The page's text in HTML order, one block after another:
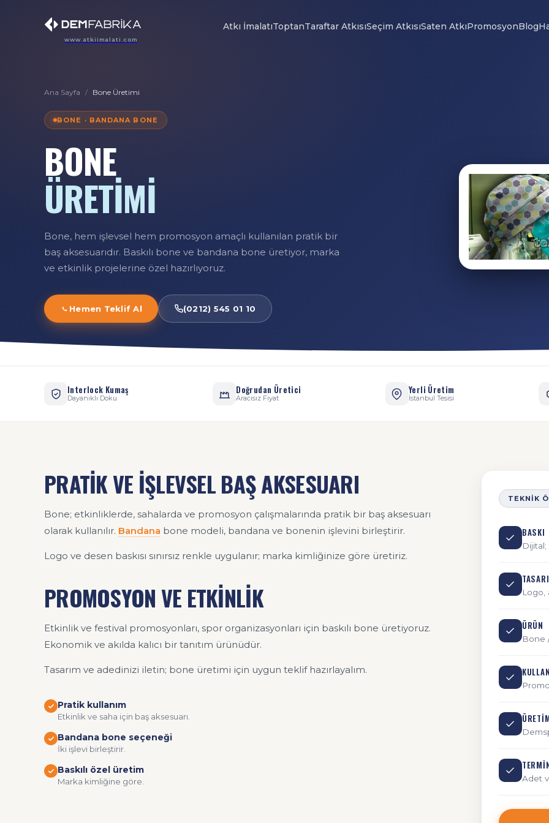
www.atkiimalati.com
Atkı İmalatıToptanTaraftar AtkısıSeçim AtkısıSaten AtkıPromosyonBlog
Ana Sayfa / Bone Üretimi
BONE · BANDANA BONE
BONE
ÜRETİMİ
Bone, hem işlevsel hem promosyon amaçlı kullanılan pratik bir
baş aksesuarıdır. Baskılı bone ve bandana bone üretiyor, marka
ve etkinlik projelerine özel hazırlıyoruz.
Hemen Teklif Al (0212) 545 01 10
Interlock Kumaş
Dayanıklı Doku
Doğrudan Üretici
Aracısız Fiyat
Yerli Üretim
İstanbul Tesisi
PRATİK VE İŞLEVSEL BAŞ AKSESUARI
Bone; etkinliklerde, sahalarda ve promosyon çalışmalarında pratik bir baş aksesuarı
olarak kullanılır. Bandana bone modeli, bandana ve bonenin işlevini birleştirir.
Logo ve desen baskısı sınırsız renkle uygulanır; marka kimliğinize göre üretiriz.
PROMOSYON VE ETKİNLİK
Etkinlik ve festival promosyonları, spor organizasyonları için baskılı bone üretiyoruz.
Ekonomik ve akılda kalıcı bir tanıtım ürünüdür.
Tasarım ve adedinizi iletin; bone üretimi için uygun teklif hazırlayalım.
Pratik kullanım
Etkinlik ve saha için baş aksesuarı.
Bandana bone seçeneği
İki işlevi birleştirir.
Baskılı özel üretim
Marka kimliğine göre.
TEKNIK
BASKI
Dijital;
Logo,
ÜRÜN
Bone
Adet